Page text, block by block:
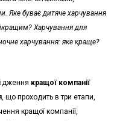
Яке буває дитяче харчування
Харчування для
харчування: яке краще?
кращої компанії
, що проходить в три етапи,
кращої компанії,